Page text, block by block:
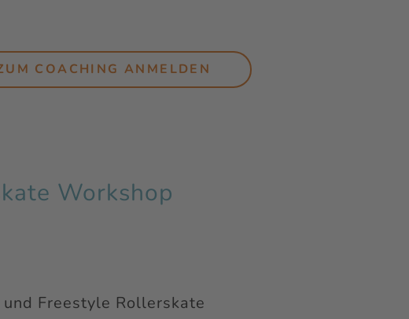
COACHING ANMELDEN
Workshop
Freestyle Rollerskate